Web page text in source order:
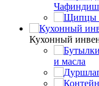
Кухонный
и масла